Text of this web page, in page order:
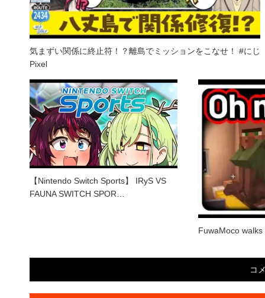
気まずい関係に終止符！？離島でミッションをこなせ！ #にじ
Pixel
【Nintendo Switch Sports】 IRyS VS
FAUNA SWITCH SPOR…
FuwaMoco
コ